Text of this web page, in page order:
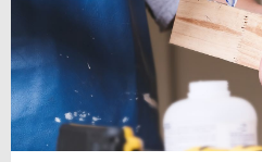
Jeg er din kontaktperson